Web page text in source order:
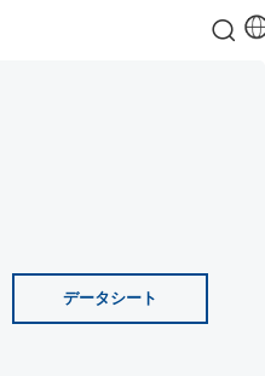
データシート